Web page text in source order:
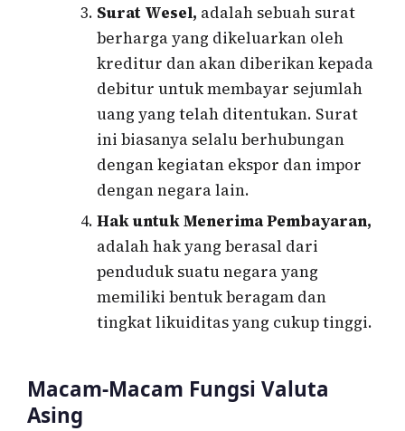
Surat Wesel, adalah sebuah surat
berharga yang dikeluarkan oleh
kreditur dan akan diberikan kepada
debitur untuk membayar sejumlah
uang yang telah ditentukan. Surat
ini biasanya selalu berhubungan
dengan kegiatan ekspor dan impor
dengan negara lain.
Hak untuk Menerima Pembayaran,
adalah hak yang berasal dari
penduduk suatu negara yang
memiliki bentuk beragam dan
tingkat likuiditas yang cukup tinggi.
Macam-Macam Fungsi Valuta
Asing